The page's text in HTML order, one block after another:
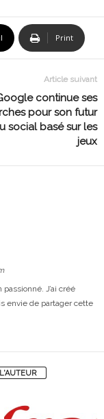
Print
Article suivant
continue ses
pour son futur
social basé sur les
jeux
J’ai créé
envie de partager cette